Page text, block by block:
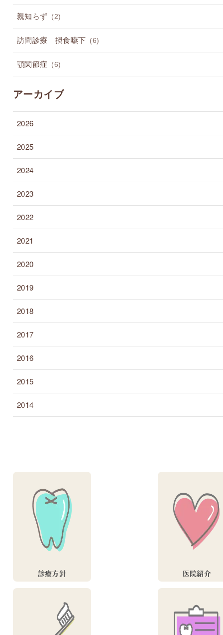
親知らず (2)
訪問診療 摂食嚥下 (6)
顎関節症 (6)
アーカイブ
2026
2025
2024
2023
2022
2021
2020
2019
2018
2017
2016
2015
2014
診療方針 医院紹介